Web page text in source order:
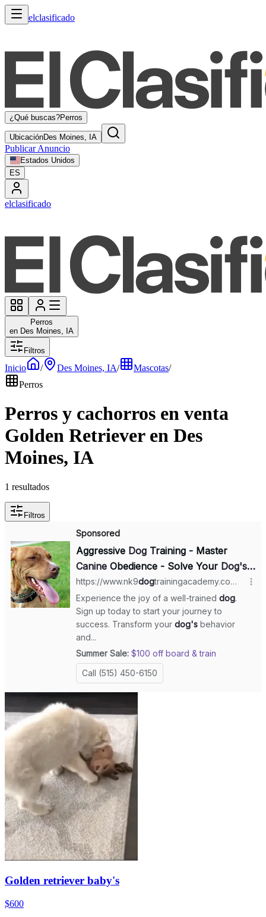
elclasificado
¿Qué buscas?Perros
UbicaciónDes Moines, IA
Publicar Anuncio
Estados Unidos
ES
elclasificado
Perros
en Des Moines, IA
Filtros
Inicio / Des Moines, IA/ Mascotas/
Perros
Perros y cachorros en venta
Golden Retriever en Des
Moines, IA
1 resultados
Filtros
Golden retriever baby's
$600